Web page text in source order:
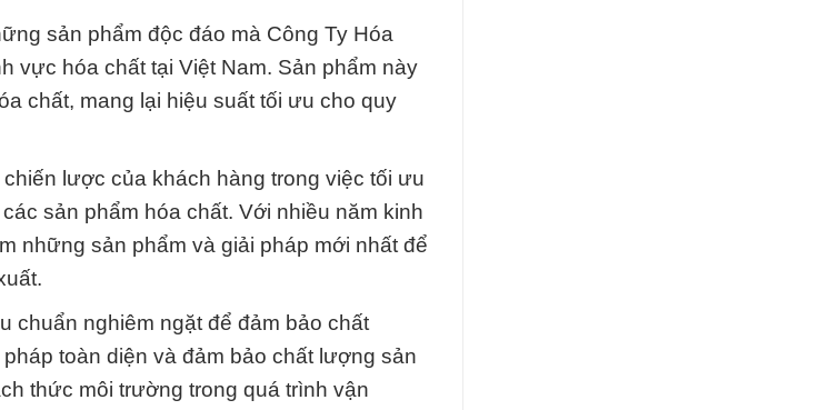
sản phẩm độc đáo mà Công Ty Hóa
vực hóa chất tại Việt Nam. Sản phẩm này
chất, mang lại hiệu suất tối ưu cho quy
lược của khách hàng trong việc tối ưu
sản phẩm hóa chất. Với nhiều năm kinh
những sản phẩm và giải pháp mới nhất để
chuẩn nghiêm ngặt để đảm bảo chất
toàn diện và đảm bảo chất lượng sản
thức môi trường trong quá trình vận